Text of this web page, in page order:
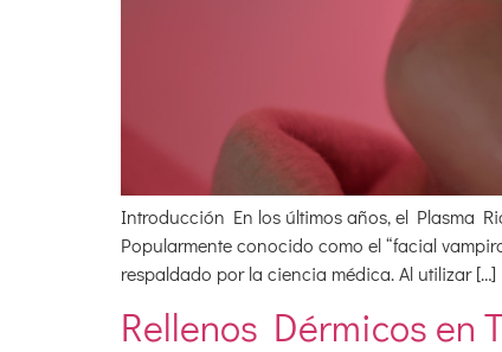
Introducción En los últimos años, el Plasma
Popularmente conocido como el “facial
respaldado por la ciencia médica. Al utilizar […]
Rellenos Dérmicos en